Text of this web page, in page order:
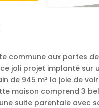
commune aux portes
joli projet implanté sur
de 945 m² la joie de
maison comprend 3
suite parentale avec